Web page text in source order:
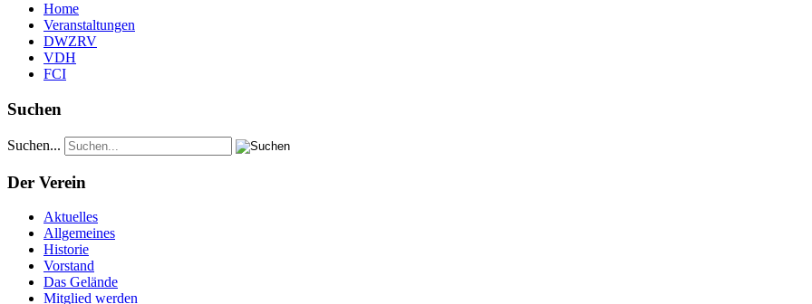
Home
Veranstaltungen
DWZRV
VDH
FCI
Suchen
Suchen...
Der Verein
Aktuelles
Allgemeines
Historie
Vorstand
Das Gelände
Mitglied werden